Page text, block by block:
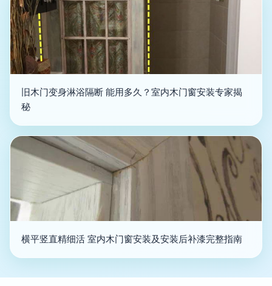
旧木门变身淋浴隔断 能用多久？室内木门窗安装专家揭
秘
横平竖直精细活 室内木门窗安装及安装后补漆完整指南